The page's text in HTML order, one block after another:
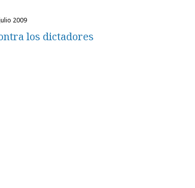
2009
los dictadores